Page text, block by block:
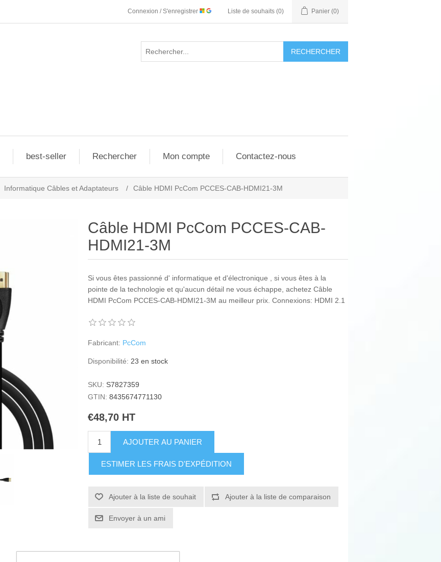
Connexion / S'enregistrer Liste de souhaits (0) Panier (0)
RECHERCHER
best-seller Rechercher Mon compte Contactez-nous
Informatique Câbles et Adaptateurs / Câble HDMI PcCom PCCES-CAB-HDMI21-3M
Câble HDMI PcCom PCCES-CAB-
HDMI21-3M
Si vous êtes passionné d' informatique et d'électronique , si vous êtes à la
pointe de la technologie et qu'aucun détail ne vous échappe, achetez Câble
HDMI PcCom PCCES-CAB-HDMI21-3M au meilleur prix. Connexions: HDMI 2.1
Fabricant: PcCom
Disponibilité: 23 en stock
SKU: S7827359
GTIN: 8435674771130
€48,70 HT
AJOUTER AU PANIER
ESTIMER LES FRAIS D'EXPÉDITION
Ajouter à la liste de souhait Ajouter à la liste de comparaison
Envoyer à un ami